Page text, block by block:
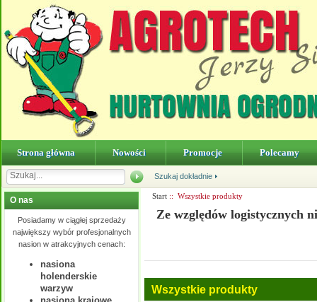
Strona główna Nowości Promocje Polecamy
Szukaj dokładnie
O nas
Posiadamy w ciągłej sprzedaży
największy wybór profesjonalnych
nasion w atrakcyjnych cenach:
nasiona
holenderskie
warzyw
Start:: Wszystkie produkty
Ze względów logistycznych
Wszystkie produkty